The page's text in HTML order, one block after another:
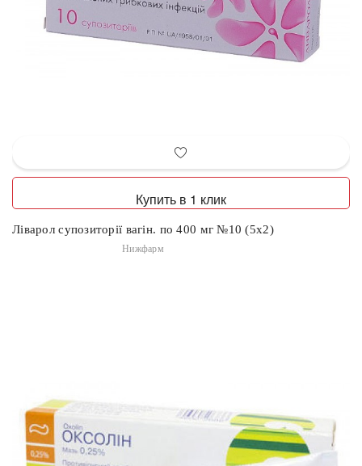
Купить в 1 клик
Ліварол супозиторії вагін. по 400 мг №10 (5х2)
Нижфарм